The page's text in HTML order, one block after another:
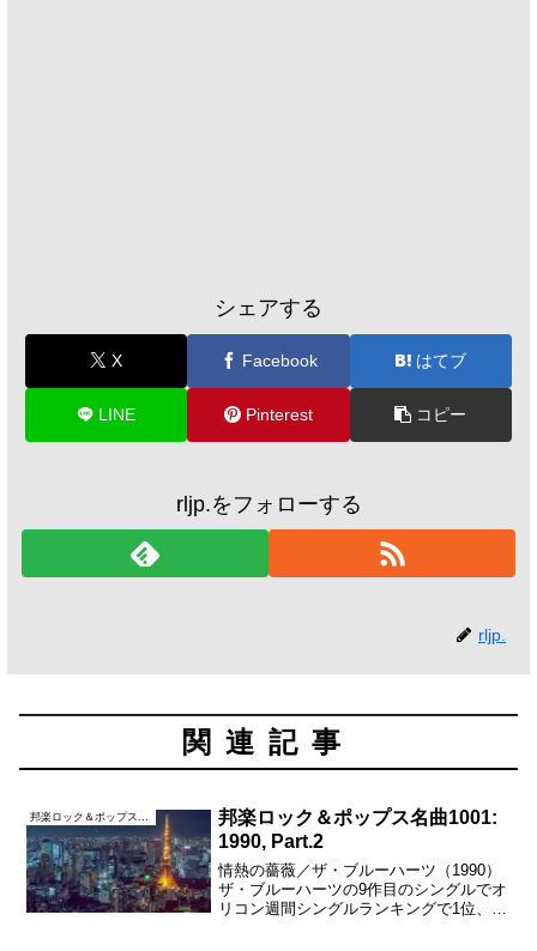
シェアする
X Facebook はてブ
LINE Pinterest コピー
rljp.をフォローする
rljp.
関連記事
邦楽ロック＆ポップス名曲1001:
1990, Part.2
情熱の薔薇／ザ・ブルーハーツ（1990）
ザ・ブルーハーツの9作目のシングルでオ
リコン週間シングルランキングで1位、年